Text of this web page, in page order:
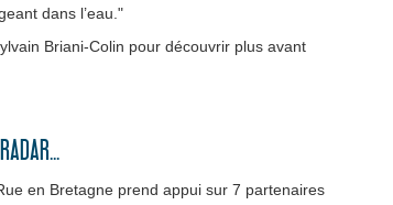
dans l’eau."
Briani-Colin pour découvrir plus avant
en Bretagne prend appui sur 7 partenaires